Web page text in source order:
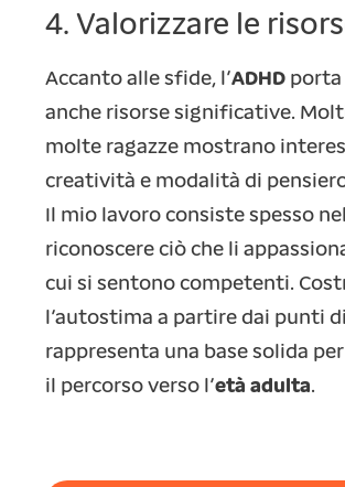
4. Valorizzare le
Accanto alle sfide, l’ADHD porta
anche risorse significative.
molte ragazze mostrano
creatività e modalità di
Il mio lavoro consiste spesso
riconoscere ciò che li
cui si sentono competenti.
l’autostima a partire dai punti
rappresenta una base solida
il percorso verso l’età adulta.